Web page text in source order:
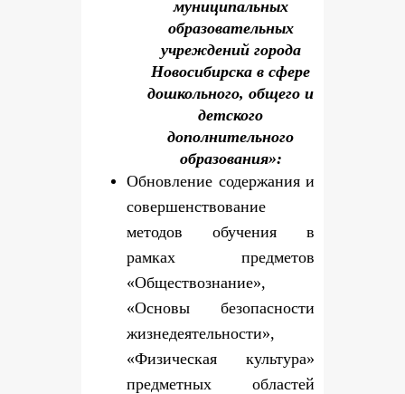
муниципальных
образовательных
учреждений города
Новосибирска в сфере
дошкольного, общего и
детского
дополнительного
образования»:
Обновление содержания и
совершенствование
методов обучения в
рамках предметов
«Обществознание»,
«Основы безопасности
жизнедеятельности»,
«Физическая культура»
предметных областей